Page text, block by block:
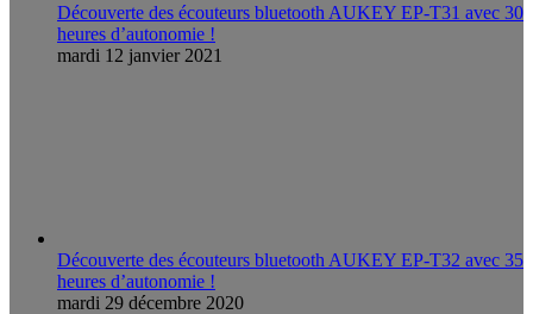
Découverte des écouteurs bluetooth AUKEY EP-T31 avec 30
heures d’autonomie !
mardi 12 janvier 2021
Découverte des écouteurs bluetooth AUKEY EP-T32 avec 35
heures d’autonomie !
mardi 29 décembre 2020